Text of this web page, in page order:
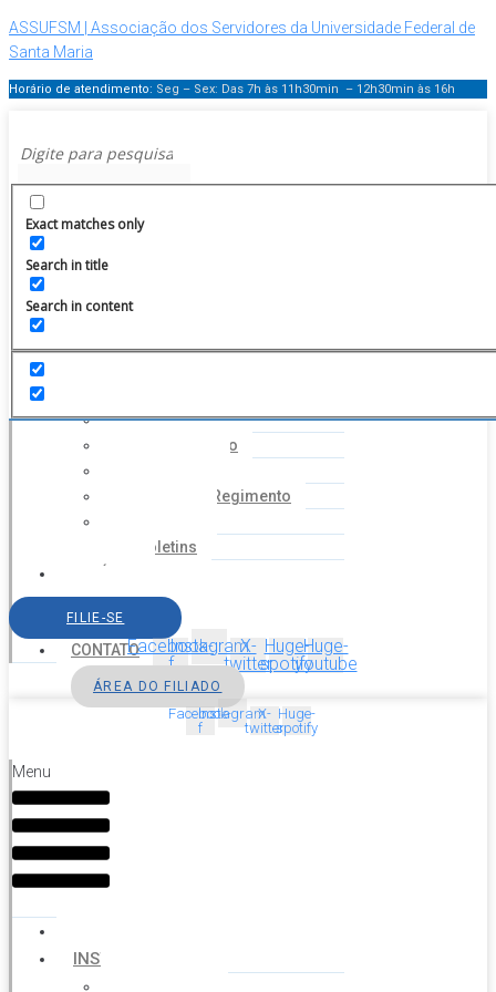
ASSUFSM | Associação dos Servidores da Universidade Federal de
Santa Maria
Horário de atendimento: Seg – Sex: Das 7h às 11h30min – 12h30min às 16h
Exact matches only
Search in title
Search in content
Menu
Histórico
Coordenação
Estatuto e Regimento
Boletins
SERVIÇOS
AGENDA
CONTATO
FILIE-SE
Facebook-
f
InstagramX-
twitter
Huge-
spotify
Huge-
youtube
ÁREA DO FILIADO
Facebook-
f
InstagramX-
twitter
Huge-
spotify
Menu
INSTITUCIONAL